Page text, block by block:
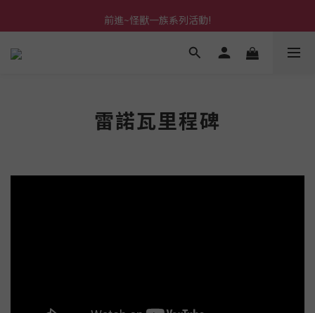
前進~怪獸一族系列活動!
前進~怪獸一族系列活動!
分享美好時光 ∣ APP好友推薦
雷諾瓦里程碑